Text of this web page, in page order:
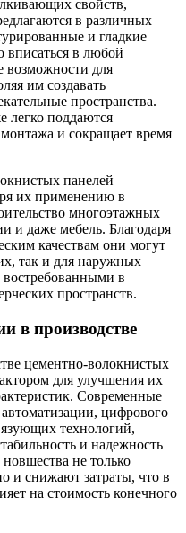
свойств,
в различных
и гладкие
вписаться в любой
возможности для
им создавать
пространства.
легко поддаются
и сокращает время
панелей
их применению в
многоэтажных
и даже мебель. Благодаря
качествам они могут
так и для наружных
в
пространств.
в производстве
цементно-волокнистых
для улучшения их
Современные
цифрового
технологий,
и надежность
не только
и снижают затраты, что в
на стоимость конечного